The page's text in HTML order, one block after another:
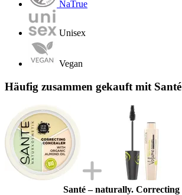
NaTrue
Unisex
Vegan
Häufig zusammen gekauft mit
Santé – naturally. Correcting